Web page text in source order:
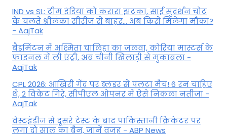
IND vs SL: टीम इंड‍िया को करारा झटका, साई सुदर्शन चोट
के चलते श्रीलंका सीरीज से बाहर... अब किसे म‍िलेगा मौका?
- AajTak
बैडमिंटन में अश्मिता चालिहा का जलवा, कोरिया मास्टर्स के
फाइनल में ली एंट्री, अब चीनी खिलाड़ी से मुकाबला -
AajTak
CPL 2026: आखिरी गेंद पर ब्लंडर से पलटा मैच! 6 रन चाहिए
थे, 2 विकेट गिरे, सीपीएल ओपनर में ऐसे न‍िकला नतीजा -
AajTak
वेस्टइंडीज से दूसरे टेस्ट के बाद पाकिस्तानी क्रिकेटर पर
लगा दो साल का बैन, जानें वजह - ABP News